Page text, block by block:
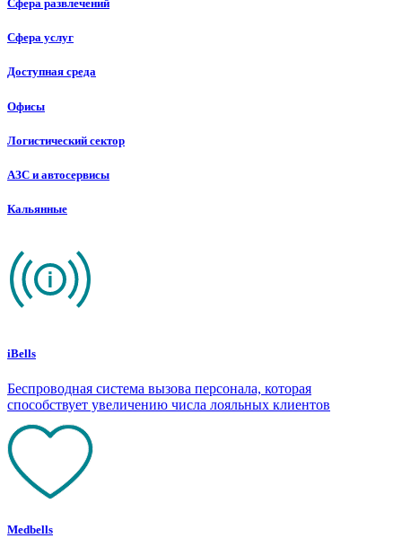
Сфера развлечений
Сфера услуг
Доступная среда
Офисы
Логистический сектор
АЗС и автосервисы
Кальянные
iBells
Беспроводная система вызова персонала, которая
способствует увеличению числа лояльных клиентов
Medbells